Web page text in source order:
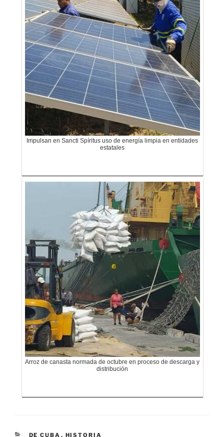
Impulsan en Sancti Spíritus uso de energía limpia en entidades
estatales
Arroz de canasta normada de octubre en proceso de descarga y
distribución
CATEGORÍAS
DE CUBA , HISTORIA